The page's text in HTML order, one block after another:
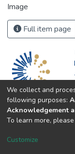
Image
Full item page
We collect and
following purposes:
Acknowledgement
To learn more,
Customize